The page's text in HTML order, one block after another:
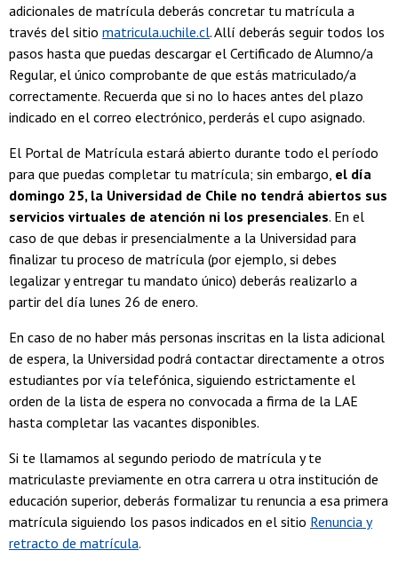
adicionales de matrícula deberás concretar tu matrícula a
través del sitio matricula.uchile.cl. Allí deberás seguir todos los
pasos hasta que puedas descargar el Certificado de Alumno/a
Regular, el único comprobante de que estás matriculado/a
correctamente. Recuerda que si no lo haces antes del plazo
indicado en el correo electrónico, perderás el cupo asignado.
El Portal de Matrícula estará abierto durante todo el período
para que puedas completar tu matrícula; sin embargo, el día
domingo 25, la Universidad de Chile no tendrá abiertos sus
servicios virtuales de atención ni los presenciales. En el
caso de que debas ir presencialmente a la Universidad para
finalizar tu proceso de matrícula (por ejemplo, si debes
legalizar y entregar tu mandato único) deberás realizarlo a
partir del día lunes 26 de enero.
En caso de no haber más personas inscritas en la lista adicional
de espera, la Universidad podrá contactar directamente a otros
estudiantes por vía telefónica, siguiendo estrictamente el
orden de la lista de espera no convocada a firma de la LAE
hasta completar las vacantes disponibles.
Si te llamamos al segundo periodo de matrícula y te
matriculaste previamente en otra carrera u otra institución de
educación superior, deberás formalizar tu renuncia a esa primera
matrícula siguiendo los pasos indicados en el sitio Renuncia y
retracto de matrícula.